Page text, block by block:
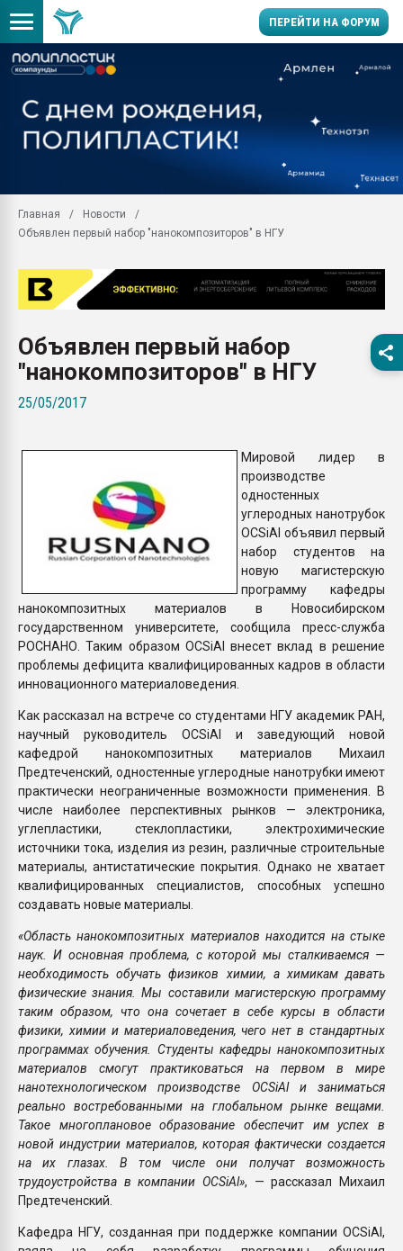
ПЕРЕЙТИ НА ФОРУМ
Вакуум-формовочные
28.07.2026
Всё, что касается
бутылок
Материал поверхности
вакуумного
ПЕРЕЙТИ НА
Главная
Новости
Объявлен первый набор "нанокомпозиторов" в НГУ
Объявлен первый набор
"нанокомпозиторов" в НГУ
25/05/2017
Мировой лидер в
производстве
одностенных
углеродных нанотрубок
OCSiAl объявил первый
набор студентов на
новую магистерскую
программу кафедры
нанокомпозитных материалов в Новосибирском
государственном университете, сообщила пресс-служба
РОСНАНО. Таким образом OCSiAl внесет вклад в решение
проблемы дефицита квалифицированных кадров в области
инновационного материаловедения.
Как рассказал на встрече со студентами НГУ академик РАН,
научный руководитель OCSiAl и заведующий новой
кафедрой нанокомпозитных материалов Михаил
Предтеченский, одностенные углеродные нанотрубки имеют
практически неограниченные возможности применения. В
числе наиболее перспективных рынков — электроника,
углепластики, стеклопластики, электрохимические
источники тока, изделия из резин, различные строительные
материалы, антистатические покрытия. Однако не хватает
квалифицированных специалистов, способных успешно
создавать новые материалы.
«Область нанокомпозитных материалов находится на стыке
наук. И основная проблема, с которой мы сталкиваемся —
необходимость обучать физиков химии, а химикам давать
физические знания. Мы составили магистерскую программу
таким образом, что она сочетает в себе курсы в области
физики, химии и материаловедения, чего нет в стандартных
программах обучения. Студенты кафедры нанокомпозитных
материалов смогут практиковаться на первом в мире
нанотехнологическом производстве OCSiAl и заниматься
реально востребованными на глобальном рынке вещами.
Такое многоплановое образование обеспечит им успех в
новой индустрии материалов, которая фактически создается
на их глазах. В том числе они получат возможность
трудоустройства в компании OCSiAl», — рассказал Михаил
Предтеченский.
Кафедра НГУ, созданная при поддержке компании OCSiAl,